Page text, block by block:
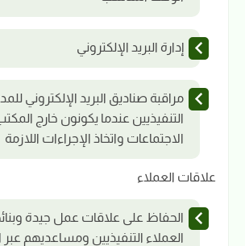
إدارة البريد الإلكتروني
مراقبة صناديق البريد الإلكتروني
التنفيذيين عندما يكونون خارج
الاجتماعات واتخاذ الإجراءات اللازمة
علاقات العملاء
الحفاظ على علاقات عمل جيدة
العملاء التنفيذيين ومساعديهم عبر